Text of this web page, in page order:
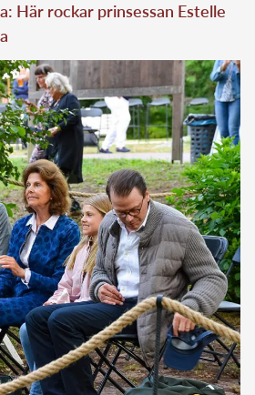
Här rockar prinsessan Estelle